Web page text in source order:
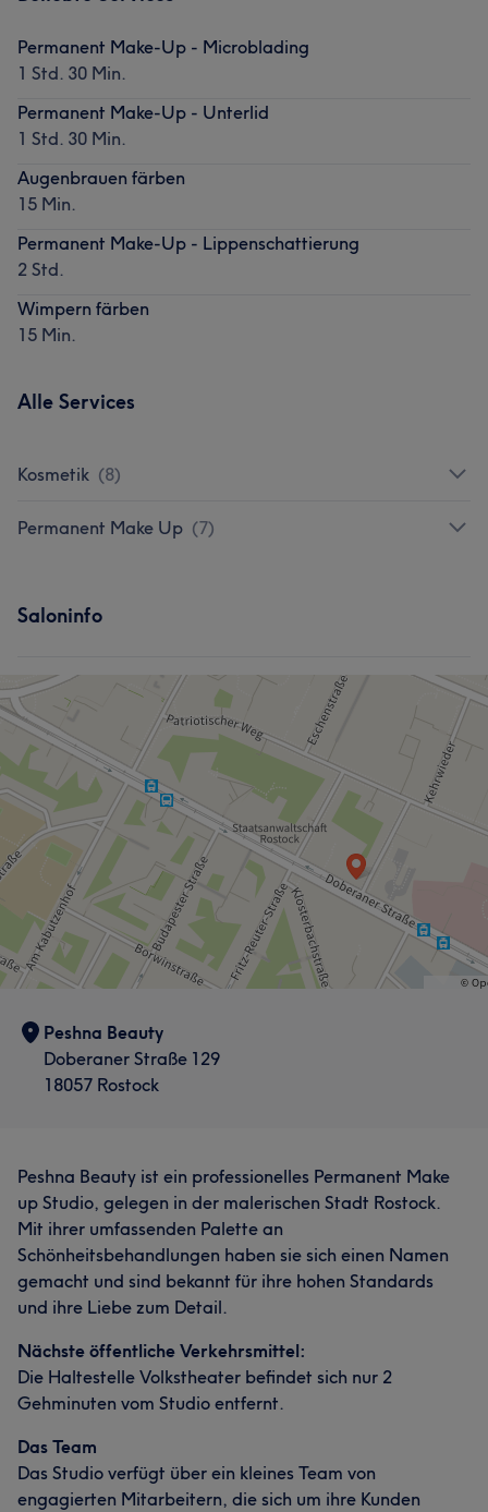
Permanent Make-Up - Microblading
1 Std. 30 Min.
Permanent Make-Up - Unterlid
1 Std. 30 Min.
Augenbrauen färben
15 Min.
Permanent Make-Up - Lippenschattierung
2 Std.
Wimpern färben
15 Min.
Alle Services
Kosmetik (8)
Permanent Make Up (7)
Saloninfo
Peshna Beauty
Doberaner Straße 129
18057 Rostock
Peshna Beauty ist ein professionelles Permanent Make
up Studio, gelegen in der malerischen Stadt Rostock.
Mit ihrer umfassenden Palette an
Schönheitsbehandlungen haben sie sich einen Namen
gemacht und sind bekannt für ihre hohen Standards
und ihre Liebe zum Detail.
Nächste öffentliche Verkehrsmittel:
Die Haltestelle Volkstheater befindet sich nur 2
Gehminuten vom Studio entfernt.
Das Team
Das Studio verfügt über ein kleines Team von
engagierten Mitarbeitern, die sich um ihre Kunden